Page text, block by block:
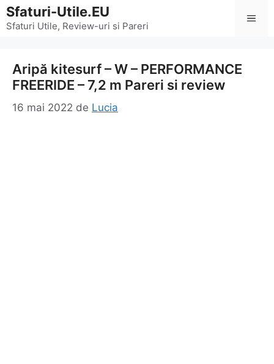
Sari
la
Sfaturi-Utile.EU
Sfaturi Utile, Review-uri si Pareri
Aripă kitesurf – W – PERFORMANCE
FREERIDE – 7,2 m Pareri si review
16 mai 2022 de Lucia